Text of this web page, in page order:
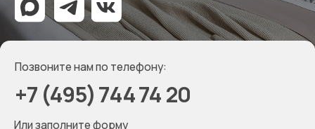
Политика конфиденциальности